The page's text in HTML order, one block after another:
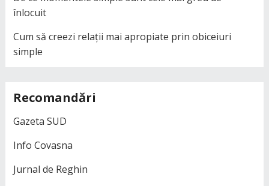
înlocuit
Cum să creezi relații mai apropiate prin obiceiuri
simple
Recomandări
Gazeta SUD
Info Covasna
Jurnal de Reghin